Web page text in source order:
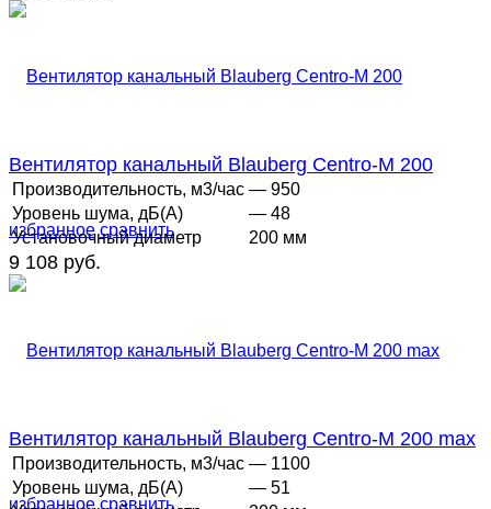
избранное сравнить
Вентилятор канальный Blauberg Centro-M 200
Производительность, м3/час — 950
Уровень шума, дБ(А)
— 48
Установочный диаметр
200 мм
9 108 руб.
избранное сравнить
Вентилятор канальный Blauberg Centro-M 200 max
Производительность, м3/час — 1100
Уровень шума, дБ(А)
— 51